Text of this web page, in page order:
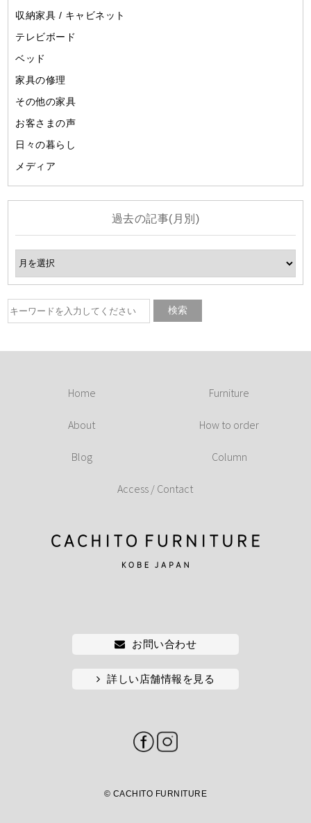
収納家具 / キャビネット
テレビボード
ベッド
家具の修理
その他の家具
お客さまの声
日々の暮らし
メディア
過去の記事(月別)
Home Furniture
About How to order
Blog Column
Access / Contact
お問い合わせ
詳しい店舗情報を見る
© CACHITO FURNITURE